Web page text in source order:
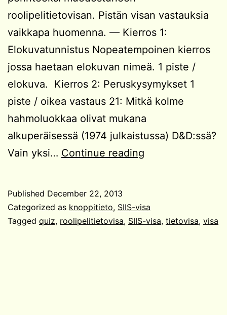
roolipelitietovisan. Pistän visan vastauksia
vaikkapa huomenna. — Kierros 1:
Elokuvatunnistus Nopeatempoinen kierros
jossa haetaan elokuvan nimeä. 1 piste /
elokuva. Kierros 2: Peruskysymykset 1
piste / oikea vastaus 21: Mitkä kolme
hahmoluokkaa olivat mukana
alkuperäisessä (1974 julkaistussa) D&D:ssä?
Vain yksi… Continue reading
Published December 22, 2013
Categorized as knoppitieto, SIIS-visa
Tagged quiz, roolipelitietovisa, SIIS-visa, tietovisa, visa